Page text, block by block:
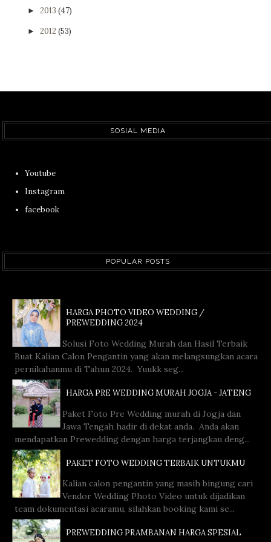
► 2013 (47)
► 2012 (53)
SOSIAL MEDIA
Youtube
Instagram
facebook
POPULAR POSTS
HARGA PHOTO VIDEO WEDDING /
PREWEDDING 2024
Solusi Foto Wedding Murah dan Hasil Terbaik
Buat Kalian Calon Pengantin yang akan melangsungkan acara
pernikahanmu di Tahun 2024. Yuukk seg...
HARGA PRE WEDDING MURAH JOGJA - JATENG
Paket Foto Pre Wedding murah di Jogja dan
Jawa Tengah hadir di dekat anda. Anda akan
mendapatkan Prewedding dengan harga terjangkau deng...
PAKET FOTO WEDDING TERBAIK UNTUKMU
Kalian calon pengantin yang masih bingung cari
Vendor Wedding Photo Video untuk dijadikan
team dokumentasi acaramu, silahkan booking kami se...
PREWEDDING PRAMBANAN HARGA SPESIAL